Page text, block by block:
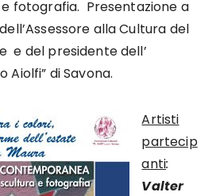
fotografia. Presentazione a
alla Cultura del
e del presidente dell’
Aiolfi” di Savona.
Artisti
partecip
anti:
Valter